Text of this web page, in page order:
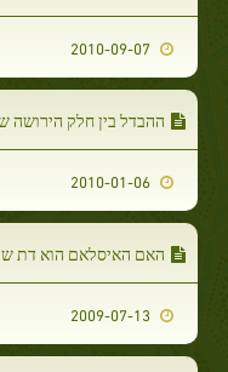
ההבדל בין חלק הירושה
האם האיסלאם הוא דת